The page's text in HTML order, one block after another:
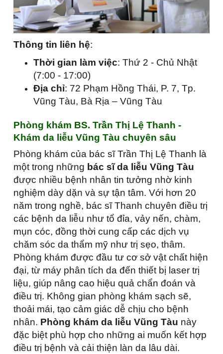
Thông tin liên hệ:
Thời gian làm việc: Thứ 2 - Chủ Nhật
(7:00 - 17:00)
Địa chỉ: 72 Phạm Hồng Thái, P. 7, Tp.
Vũng Tàu, Bà Rịa – Vũng Tàu
Phòng khám BS. Trần Thị Lệ Thanh -
Khám da liễu Vũng Tàu chuyên sâu
Phòng khám của bác sĩ Trần Thị Lệ Thanh là
một trong những bác sĩ da liễu Vũng Tàu
được nhiều bệnh nhân tin tưởng nhờ kinh
nghiệm dày dặn và sự tận tâm. Với hơn 20
năm trong nghề, bác sĩ Thanh chuyên điều trị
các bệnh da liễu như tổ đỉa, vảy nến, chàm,
mụn cóc, đồng thời cung cấp các dịch vụ
chăm sóc da thẩm mỹ như trị sẹo, thâm.
Phòng khám được đầu tư cơ sở vật chất hiện
đại, từ máy phân tích da đến thiết bị laser trị
liệu, giúp nâng cao hiệu quả chẩn đoán và
điều trị. Không gian phòng khám sạch sẽ,
thoải mái, tạo cảm giác dễ chịu cho bệnh
nhân. Phòng khám da liễu Vũng Tàu này
đặc biệt phù hợp cho những ai muốn kết hợp
điều trị bệnh và cải thiện làn da lâu dài.